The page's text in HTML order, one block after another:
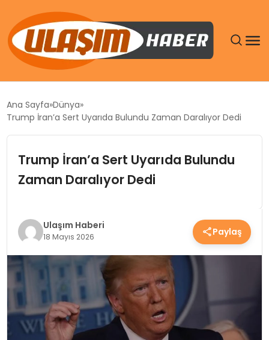
DÜNYA
SPOR
TEKNOLOJI
SAĞLIK
YAŞAM
Ana Sayfa Dünya
Trump İran’a Sert Uyarıda Bulundu Zaman Daralıyor Dedi
Trump İran’a Sert Uyarıda Bulundu
Zaman Daralıyor Dedi
Ulaşım Haberi
18 Mayıs 2026 Paylaş